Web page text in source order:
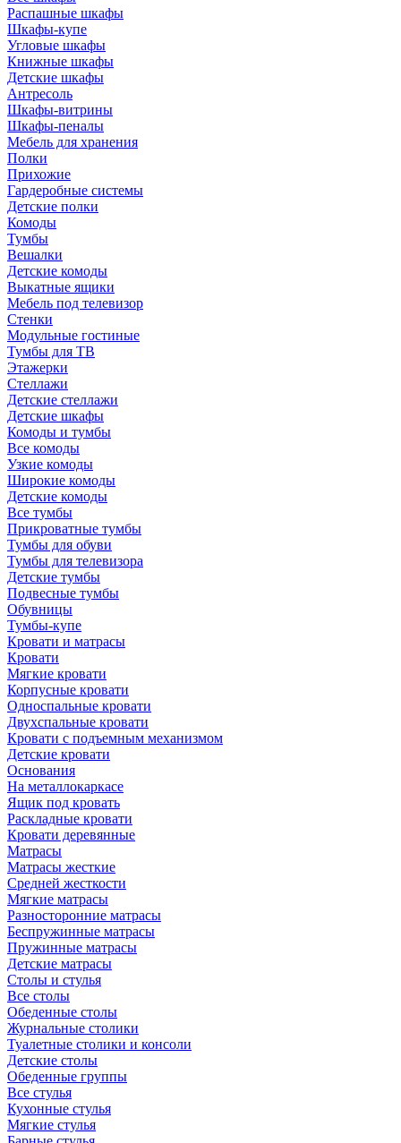
Распашные шкафы
Шкафы-купе
Угловые шкафы
Книжные шкафы
Детские шкафы
Антресоль
Шкафы-витрины
Шкафы-пеналы
Мебель для хранения
Полки
Прихожие
Гардеробные системы
Детские полки
Комоды
Тумбы
Вешалки
Детские комоды
Выкатные ящики
Мебель под телевизор
Стенки
Модульные гостиные
Тумбы для ТВ
Этажерки
Стеллажи
Детские стеллажи
Детские шкафы
Комоды и тумбы
Все комоды
Узкие комоды
Широкие комоды
Детские комоды
Все тумбы
Прикроватные тумбы
Тумбы для обуви
Тумбы для телевизора
Детские тумбы
Подвесные тумбы
Обувницы
Тумбы-купе
Кровати и матрасы
Кровати
Мягкие кровати
Корпусные кровати
Односпальные кровати
Двухспальные кровати
Кровати с подъемным механизмом
Детские кровати
Основания
На металлокаркасе
Ящик под кровать
Раскладные кровати
Кровати деревянные
Матрасы
Матрасы жесткие
Средней жесткости
Мягкие матрасы
Разносторонние матрасы
Беспружинные матрасы
Пружинные матрасы
Детские матрасы
Столы и стулья
Все столы
Обеденные столы
Журнальные столики
Туалетные столики и консоли
Детские столы
Обеденные группы
Все стулья
Кухонные стулья
Мягкие стулья